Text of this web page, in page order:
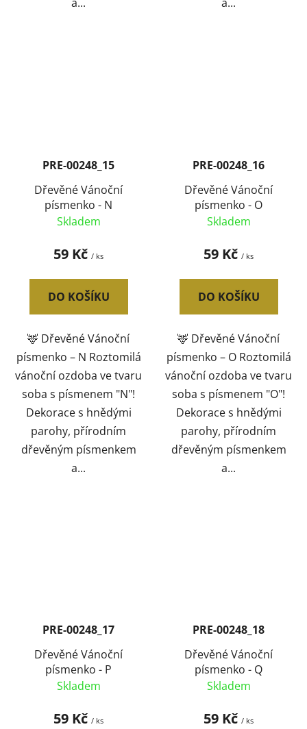
PRE-00248_15
Dřevěné Vánoční
písmenko - N
Skladem
59 Kč / ks
DO KOŠÍKU
🦌 Dřevěné Vánoční
písmenko – N Roztomilá
vánoční ozdoba ve tvaru
soba s písmenem "N"!
Dekorace s hnědými
parohy, přírodním
dřevěným písmenkem
a...
PRE-00248_16
Dřevěné Vánoční
písmenko - O
Skladem
59 Kč / ks
DO KOŠÍKU
🦌 Dřevěné Vánoční
písmenko – O Roztomilá
vánoční ozdoba ve tvaru
soba s písmenem "O"!
Dekorace s hnědými
parohy, přírodním
dřevěným písmenkem
a...
PRE-00248_17
Dřevěné Vánoční
písmenko - P
Skladem
59 Kč / ks
PRE-00248_18
Dřevěné Vánoční
písmenko - Q
Skladem
59 Kč / ks